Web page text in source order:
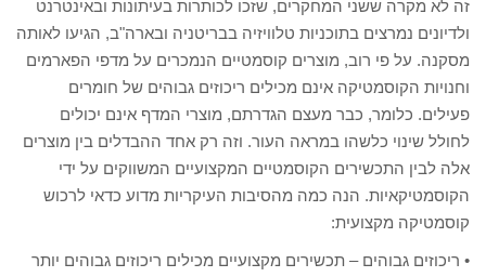
זה לא מקרה ששני המחקרים, שזכו לכותרות בעיתונות ובאינטרנט
ולדיונים נמרצים בתוכניות טלוויזיה בבריטניה ובארה"ב, הגיעו לאותה
מסקנה. על פי רוב, מוצרים קוסמטיים הנמכרים על מדפי הפארמים
וחנויות הקוסמטיקה אינם מכילים ריכוזים גבוהים של חומרים
פעילים. כלומר, כבר מעצם הגדרתם, מוצרי המדף אינם יכולים
לחולל שינוי כלשהו במראה העור. וזה רק אחד ההבדלים בין מוצרים
אלה לבין התכשירים הקוסמטיים המקצועיים המשווקים על ידי
הקוסמטיקאיות. הנה כמה מהסיבות העיקריות מדוע כדאי לרכוש
קוסמטיקה מקצועית:
• ריכוזים גבוהים – תכשירים מקצועיים מכילים ריכוזים גבוהים יותר